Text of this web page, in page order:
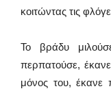
κοιτώντας τις
Το βράδυ
περπατούσε,
μόνος του, έκανε